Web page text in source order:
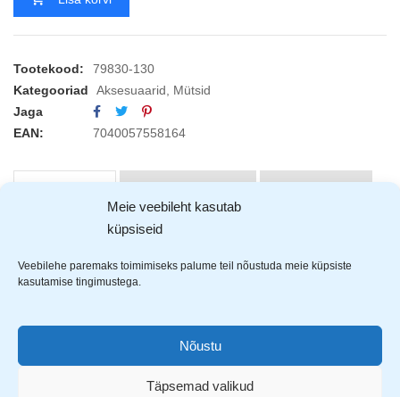
Meie veebileht kasutab
küpsiseid
Veebilehe paremaks toimimiseks palume teil nõustuda meie küpsiste
kasutamise tingimustega.
Nõustu
Täpsemad valikud
Tootekood:
79830-130
Kategooriad
Aksesuaarid
Mütsid
Jaga
EAN:
7040057558164
100% akrüülist. Müts on standardsuurusega ja
otsa ees HH logo.